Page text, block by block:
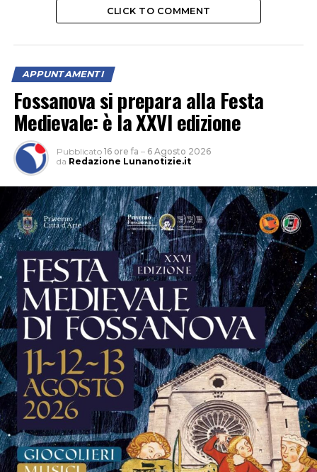
CLICK TO COMMENT
APPUNTAMENTI
Fossanova si prepara alla Festa
Medievale: è la XXVI edizione
Pubblicato 16 ore fa – 6 Agosto 2026
da Redazione Lunanotizie.it